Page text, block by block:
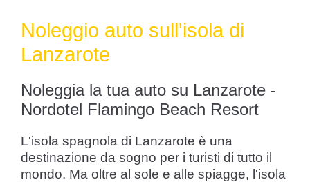
Noleggio auto sull'isola di
Lanzarote
Noleggia la tua auto su Lanzarote -
Nordotel Flamingo Beach Resort
L'isola spagnola di Lanzarote è una
destinazione da sogno per i turisti di tutto il
mondo. Ma oltre al sole e alle spiagge, l'isola